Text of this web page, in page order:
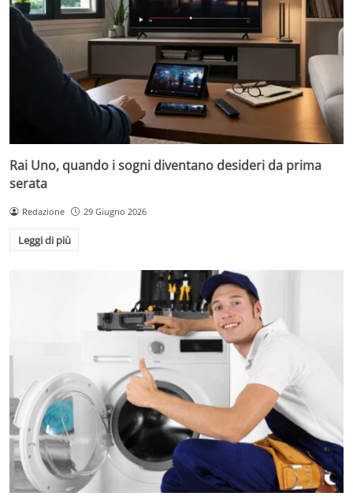
Rai Uno, quando i sogni diventano desideri da prima
serata
Redazione 29 Giugno 2026
Leggi di più